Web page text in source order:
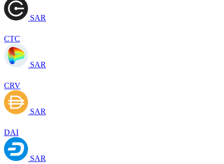
SAR
CTC
SAR
CRV
SAR
DAI
SAR